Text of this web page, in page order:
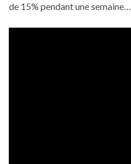
de 15% pendant une semaine…